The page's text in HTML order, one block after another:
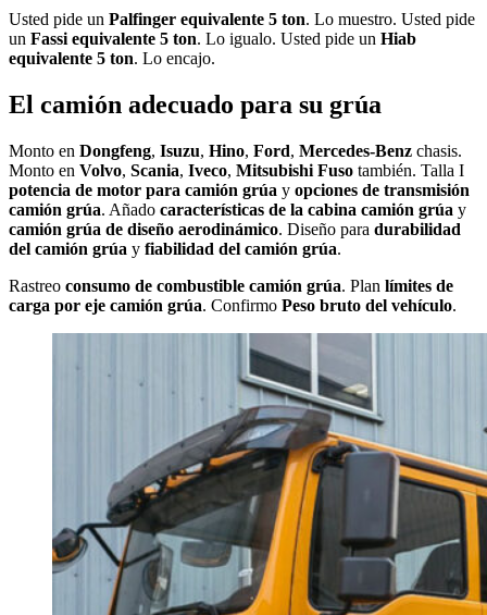
Usted pide un Palfinger equivalente 5 ton. Lo muestro. Usted pide
un Fassi equivalente 5 ton. Lo igualo. Usted pide un Hiab
equivalente 5 ton. Lo encajo.
El camión adecuado para su grúa
Monto en Dongfeng, Isuzu, Hino, Ford, Mercedes-Benz chasis.
Monto en Volvo, Scania, Iveco, Mitsubishi Fuso también. Talla I
potencia de motor para camión grúa y opciones de transmisión
camión grúa. Añado características de la cabina camión grúa y
camión grúa de diseño aerodinámico. Diseño para durabilidad
del camión grúa y fiabilidad del camión grúa.
Rastreo consumo de combustible camión grúa. Plan límites de
carga por eje camión grúa. Confirmo Peso bruto del vehículo.